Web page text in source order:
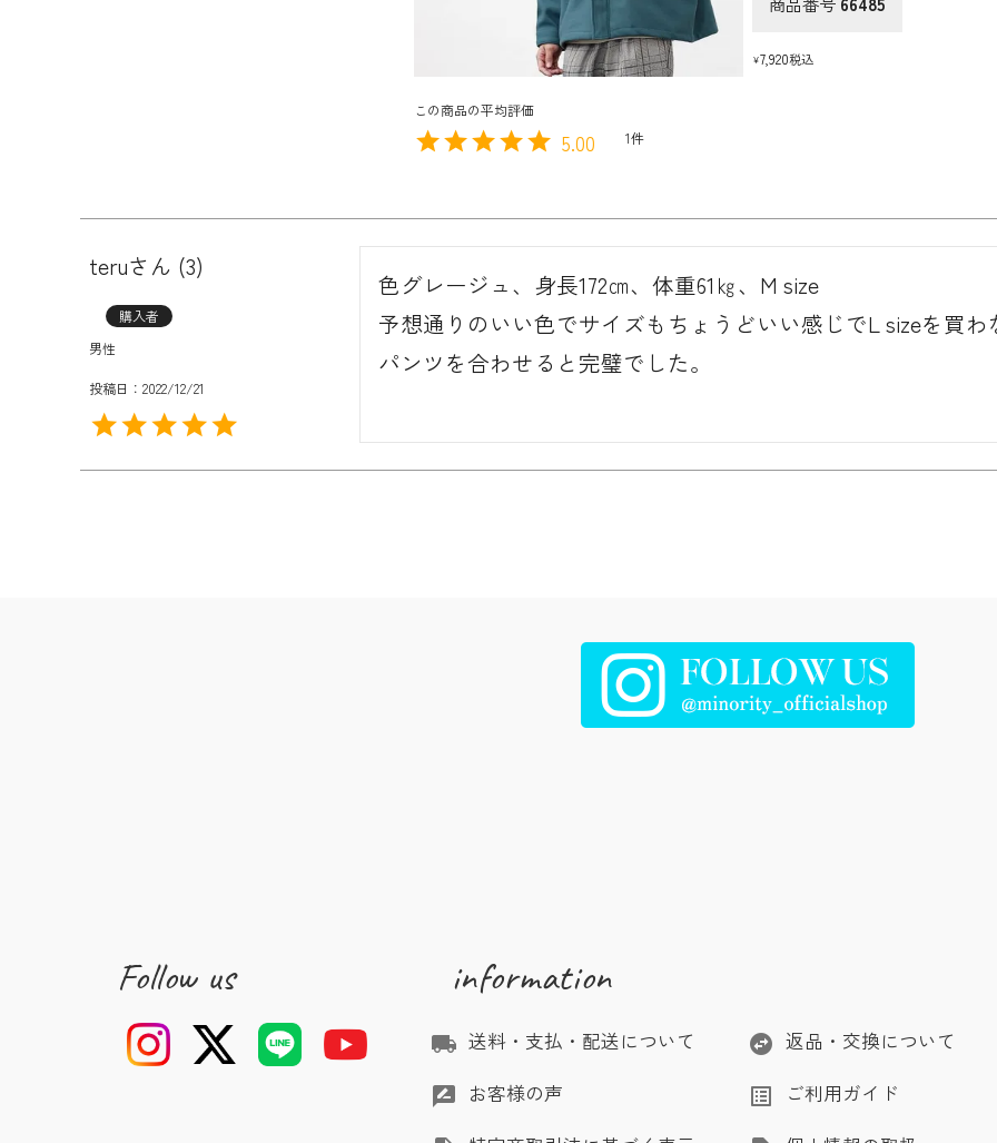
¥7,920税込
5.00 1
teru 3
購入者
男性
投稿日 2022/12/21
色グレージュ、身長172㎝、体重61㎏、M size
予想通りのいい色でサイズもちょうどいい感じでL sizeを買
Follow us information
local_shipping 送料・支払・配送について swap_horizontal_circle 返品・交換について
rate_review お客様の声 list_alt ご利用ガイド